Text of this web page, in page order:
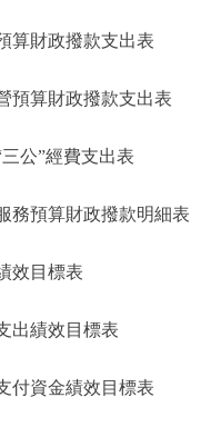
財政撥款支出表
算財政撥款支出表
公”經費支出表
預算財政撥款明細表
目標表
績效目標表
資金績效目標表